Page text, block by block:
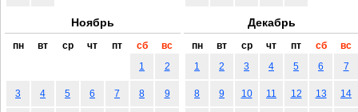
Ноябрь
пн вт ср чт пт сб
вс
1
2
3 4 5 6 7 8 9
Декабрь
пн вт ср чт пт сб
вс
1
2 3 4 5 6 7
8 9 10 11 12 13 14